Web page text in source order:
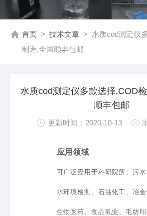
首页 > 技术文章 > 水质cod测定仪
制造,全国顺丰包邮
水质cod测定仪多款选择,COD
顺丰包邮
更新时间：2020-10-13
应用领域
可广泛应用于科研院所、污水
水环境检测、石油化工、冶金
生物医药、食品乳业、毛纺